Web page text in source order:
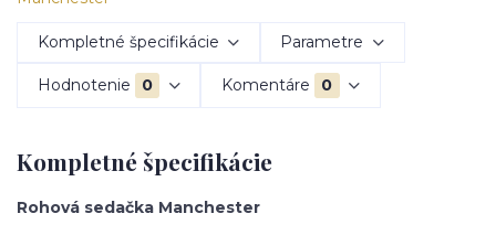
Kompletné špecifikácie Parametre
Hodnotenie 0 Komentáre 0
Kompletné špecifikácie
Rohová sedačka Manchester